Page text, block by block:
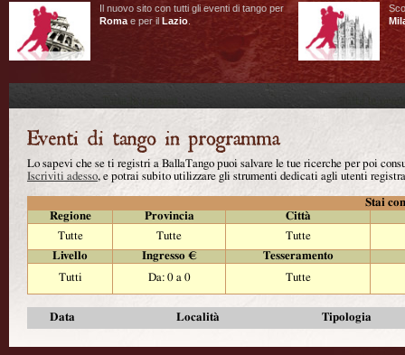
Il nuovo sito con tutti gli eventi di tango per
Roma e per il Lazio
Lo sapevi che se ti registri a BallaTango puoi salvare le tue ricerche per poi
Iscriviti adesso, e potrai subito utilizzare gli strumenti dedicati agli utenti
Stai
Regione
Provincia
Città
Tutte
Tutte
Tutte
Livello
Ingresso €
Tesseramento
Tutti
Da: 0 a 0 Tutte
Data Località Tipologia